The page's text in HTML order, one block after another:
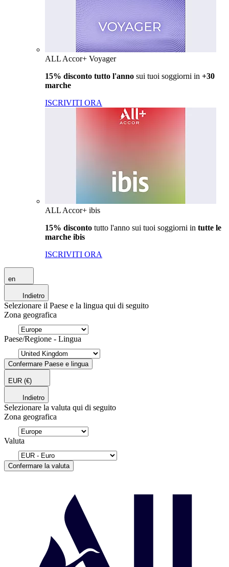
ALL Accor+ Voyager
15% disconto tutto l'anno sui tuoi soggiorni in +30
marche
ISCRIVITI ORA
ALL Accor+ ibis
15% disconto tutto l'anno sui tuoi soggiorni in tutte le
marche ibis
ISCRIVITI ORA
en
Indietro
Selezionare il Paese e la lingua qui di seguito
Zona geografica
Paese/Regione - Lingua
Confermare Paese e lingua
EUR (€)
Indietro
Selezionare la valuta qui di seguito
Zona geografica
Valuta
Confermare la valuta